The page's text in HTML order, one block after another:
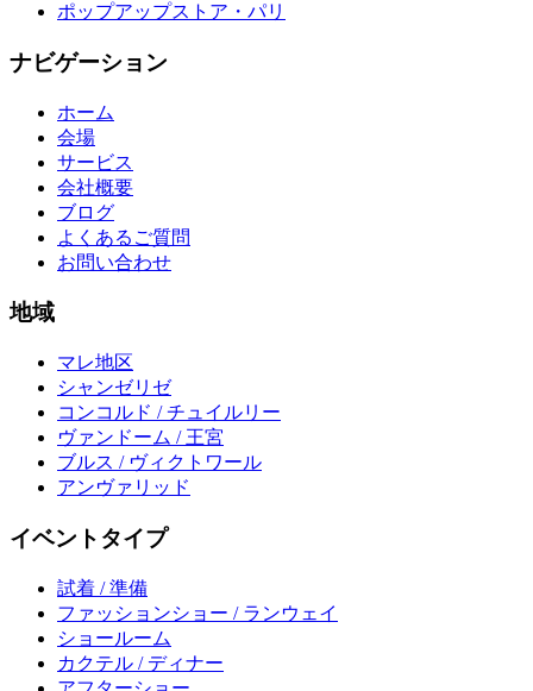
ポップアップストア・パリ
ナビゲーション
ホーム
会場
サービス
会社概要
ブログ
よくあるご質問
お問い合わせ
地域
マレ地区
シャンゼリゼ
コンコルド / チュイルリー
ヴァンドーム / 王宮
ブルス / ヴィクトワール
アンヴァリッド
イベントタイプ
試着 / 準備
ファッションショー / ランウェイ
ショールーム
カクテル / ディナー